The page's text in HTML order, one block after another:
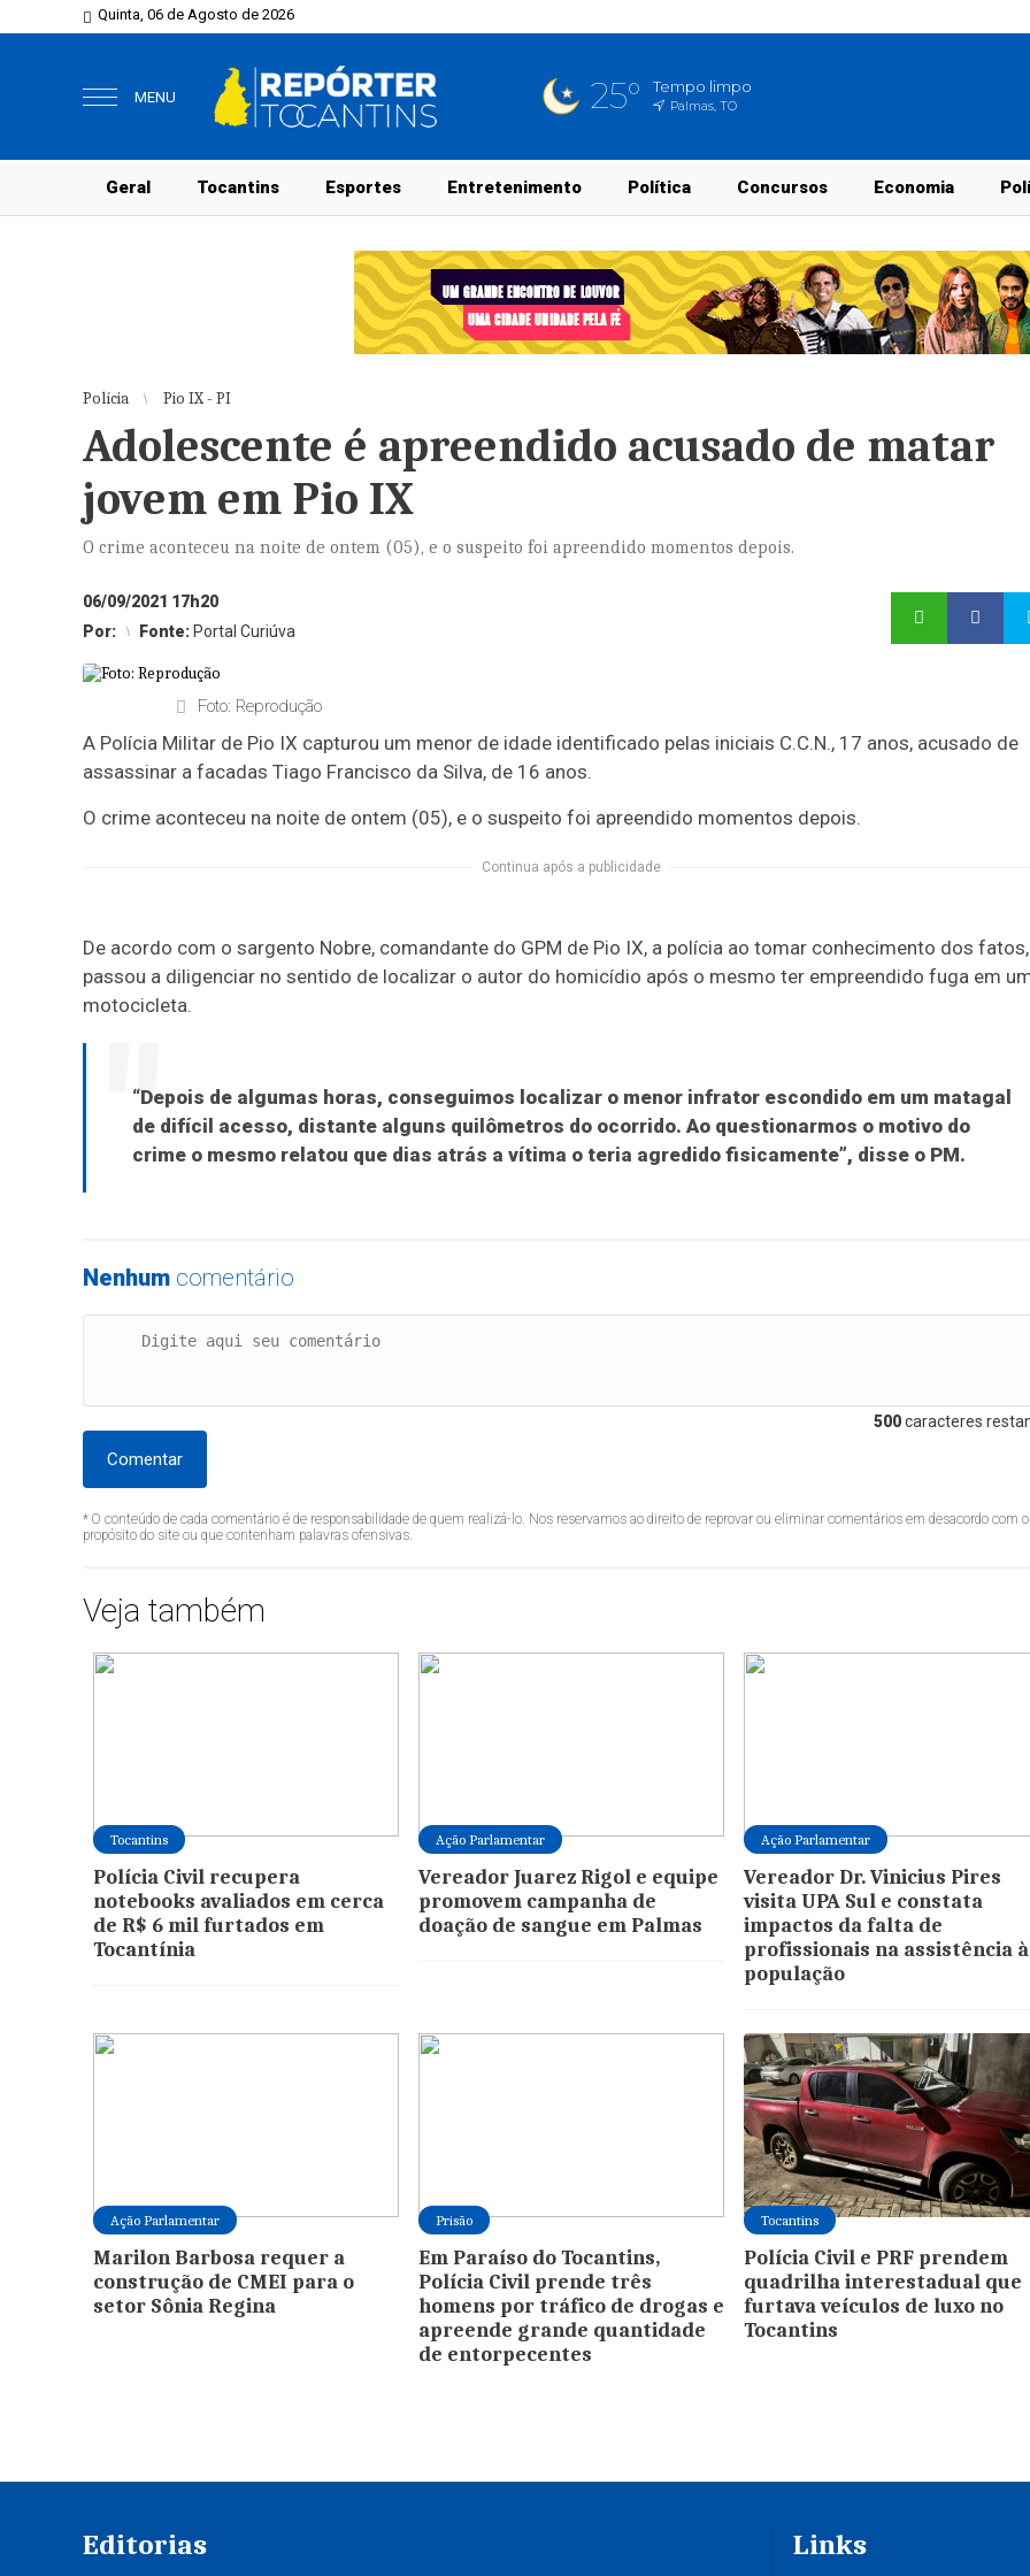
Quinta, 06 de Agosto de 2026
MENU 25° Tempo limpo
Palmas, TO
Geral Tocantins Esportes Entretenimento Política Concursos Economia
Polícia Pio IX - PI
Adolescente é apreendido acusado de matar
jovem em Pio IX
O crime aconteceu na noite de ontem (05), e o suspeito foi apreendido momentos depois.
06/09/2021 17h20
Por:
Fonte: Portal Curiúva
Foto: Reprodução
A Polícia Militar de Pio IX capturou um menor de idade identificado pelas iniciais C.C.N., 17 anos, acusado de
assassinar a facadas Tiago Francisco da Silva, de 16 anos.
O crime aconteceu na noite de ontem (05), e o suspeito foi apreendido momentos depois.
Continua após a publicidade
De acordo com o sargento Nobre, comandante do GPM de Pio IX, a polícia ao tomar conhecimento dos fatos,
passou a diligenciar no sentido de localizar o autor do homicídio após o mesmo ter empreendido fuga em
motocicleta.
“Depois de algumas horas, conseguimos localizar o menor infrator escondido em um matagal
de difícil acesso, distante alguns quilômetros do ocorrido. Ao questionarmos o motivo do
crime o mesmo relatou que dias atrás a vítima o teria agredido fisicamente”, disse o PM.
Nenhum comentário
500caracteres
Comentar
* O conteúdo de cada comentário é de responsabilidade de quem realizá-lo. Nos reservamos ao direito de reprovar ou eliminar comentários em desacordo com o
propósito do site ou que contenham palavras ofensivas.
Veja também
Tocantins
Polícia Civil recupera
notebooks avaliados em cerca
de R$ 6 mil furtados em
Tocantínia
Ação Parlamentar
Vereador Juarez Rigol e equipe
promovem campanha de
doação de sangue em Palmas
Ação Parlamentar
Vereador Dr. Vinicius Pires
visita UPA Sul e constata
impactos da falta de
profissionais na assistência à
população
Ação Parlamentar
Marilon Barbosa requer a
construção de CMEI para o
setor Sônia Regina
Prisão
Em Paraíso do Tocantins,
Polícia Civil prende três
homens por tráfico de drogas e
apreende grande quantidade
de entorpecentes
Tocantins
Polícia Civil e PRF prendem
quadrilha interestadual que
furtava veículos de luxo no
Tocantins
Editorias Links